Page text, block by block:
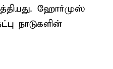
ஹோர்முஸ்
நாடுகளின்